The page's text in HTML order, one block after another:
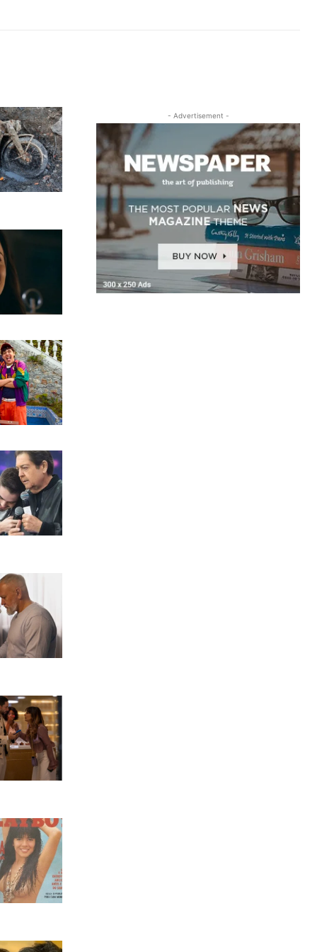
- Advertisement -